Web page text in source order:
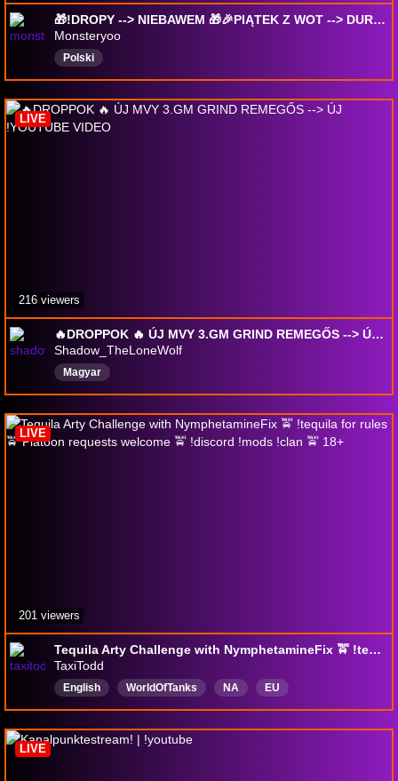
🎁!DROPY --> NIEBAWEM 🎁🎉PIĄTEK Z WOT --> DURENDAL BĘDZIE GRANY 🎉 !eq11 !eq !polowe
Monsteryoo
Polski
🔥DROPPOK 🔥 ÚJ MVY 3.GM GRIND REMEGŐS --> ÚJ !YOUTUBE VIDEO
Shadow_TheLoneWolf
Magyar
LIVE
216 viewers
Tequila Arty Challenge with NymphetamineFix 🚖 !tequila for rules 🚖 Platoon requests welcome 🚖 !discord !mods !clan 🚖 18+
TaxiTodd
English WorldOfTanks NA EU
LIVE
201 viewers
LIVE